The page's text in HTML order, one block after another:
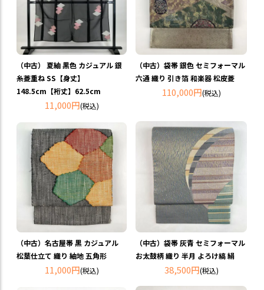
（中古） 夏紬 黒色 カジュアル 銀
糸菱重ね SS【身丈】
148.5cm【裄丈】62.5cm
11,000円(税込)
（中古）袋帯 銀色 セミフォーマル
六通 織り 引き箔 和楽器 松皮菱
110,000円(税込)
（中古）名古屋帯 黒 カジュアル
松葉仕立て 織り 紬地 五角形
11,000円(税込)
（中古）袋帯 灰青 セミフォーマル
お太鼓柄 織り 半月 よろけ縞 絹
38,500円(税込)